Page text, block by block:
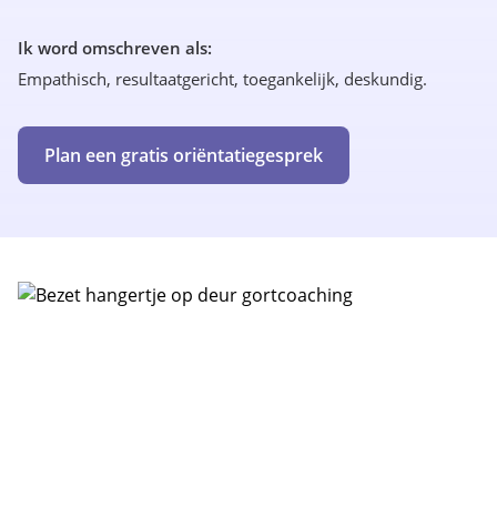
Ik word omschreven als:
Empathisch, resultaatgericht, toegankelijk, deskundig.
Plan een gratis oriëntatiegesprek